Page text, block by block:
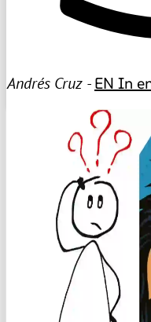
Andrés Cruz -EN In